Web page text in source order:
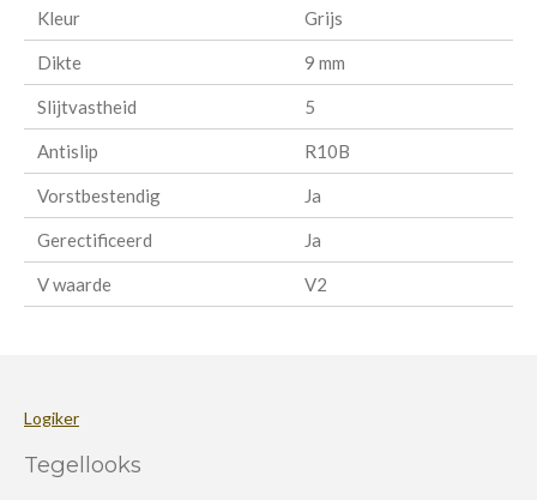
Kleur Grijs
Dikte 9 mm
Slijtvastheid 5
Antislip R10B
Vorstbestendig Ja
Gerectificeerd Ja
V waarde V2
Logiker
Tegellooks